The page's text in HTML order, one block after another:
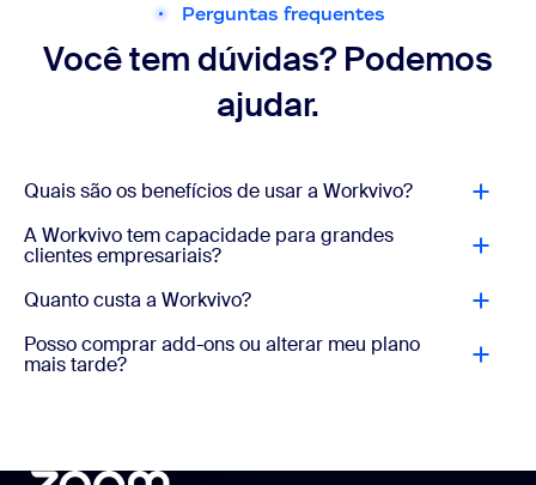
Perguntas frequentes
Você tem dúvidas? Podemos
ajudar.
Quais são os benefícios de usar a Workvivo?
A Workvivo tem capacidade para grandes
clientes empresariais?
Quanto custa a Workvivo?
Posso comprar add-ons ou alterar meu plano
mais tarde?